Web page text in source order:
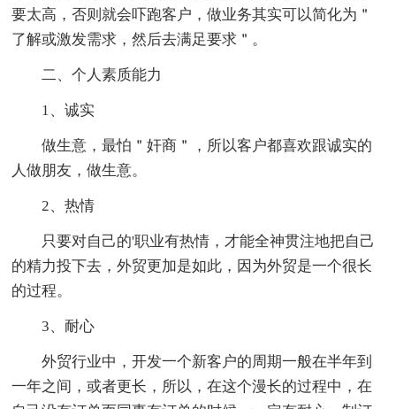
要太高，否则就会吓跑客户，做业务其实可以简化为＂
了解或激发需求，然后去满足要求＂。
二、个人素质能力
1、诚实
做生意，最怕＂奸商＂，所以客户都喜欢跟诚实的
人做朋友，做生意。
2、热情
只要对自己的'职业有热情，才能全神贯注地把自己
的精力投下去，外贸更加是如此，因为外贸是一个很长
的过程。
3、耐心
外贸行业中，开发一个新客户的周期一般在半年到
一年之间，或者更长，所以，在这个漫长的过程中，在